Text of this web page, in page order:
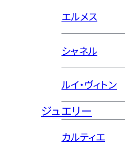
エルメス
シャネル
ルイ・ヴィトン
ジュエリー
カルティエ